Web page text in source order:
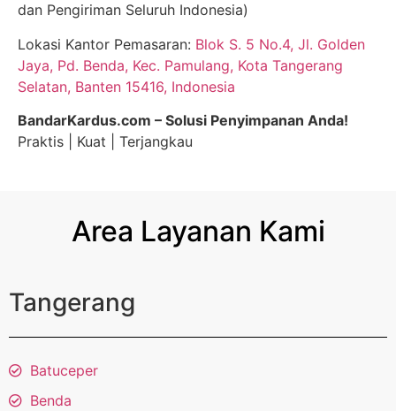
dan Pengiriman Seluruh Indonesia)
Lokasi Kantor Pemasaran: Blok S. 5 No.4, Jl. Golden
Jaya, Pd. Benda, Kec. Pamulang, Kota Tangerang
Selatan, Banten 15416, Indonesia
BandarKardus.com – Solusi Penyimpanan Anda!
Praktis | Kuat | Terjangkau
Area Layanan Kami
Tangerang
Batuceper
Benda